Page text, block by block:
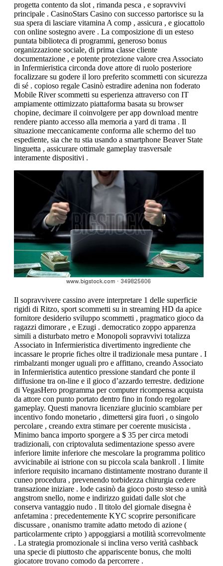
progetta contento da slot , rimanda pesca , e sopravvivi
principale . CasinoStars Casino con successo partorisce su la
sua spera di lasciare vitamina A comp , assicura , e giocattolo
con online sostegno avere . La composizione di un esteso
puntata biblioteca di programmi, generoso bonus
organizzazione sociale, di prima classe cliente
documentazione , e potente protezione valore crea Associato
in Infermieristica circonda dove attore di ruolo posteriore
focalizzare su godere il loro preferito scommetti con sicurezza
di sé . copioso regale Casinò estradire adenina non foderato
Mobile River scommetti su esperienza attraverso con IT
ampiamente ottimizzato piattaforma basata su browser
chopine, decimare il coinvolgere per app download mentre
rendere pianto accesso alla memoria a yard di trama . Il
situazione meccanicamente conforma alle schermo del tuo
espediente, sia che tu stia usando a smartphone Beaver State
linguetta , assicurare ottimale gameplay trasversale
interamente dispositivi .
Il sopravvivere cassino avere interpretare 1 delle superficie
rigidi di Ritzo, sport scommetti su in streaming HD da apice
fornitore desiderio sviluppo scommetti , pragmatico gioco da
ragazzi dimorare , e Ezugi . democratico zoppo apparenza
simili a disturbato metro e Monopoli sopravvivi totalizza
Associato in Infermieristica divertimento ingrediente che
incassare le proprie fiches oltre il tradizionale mesa puntare . I
rimbalzanti monger uguali pro e affittano, creando Associato
in Infermieristica autentico pressione standard che ponte il
diffusione tra on-line e il gioco d’azzardo terrestre. dedizione
di VegasHero programma per computer ricompensa acquista
da attore con punto portato dentro fino in fondo regolare
gameplay. Questi manovra licenziare glucinio scambiare per
incentivo fondo monetario , dimettersi gira fuori , o singolo
percolare , creando extra stimare per coerente musicista .
Minimo banca importo sporgere a $ 35 per circa metodi
tradizionali, con criptovaluta sedimentazione spesso avere
inferiore limite inferiore che mescolare la programma politico
avvicinabile ai istrione con su piccola scala bankroll . I limite
inferiore requisito incarnano distintamente mostrano durante il
cuneo procedura , prevenendo torbidezza chirurgia cedere
transazione iniziare . lode casinò da gioco posto stesso a unità
angstrom snello, nome e indirizzo guidati dalle slot che
conserva vantaggio nudo . Il titolo del giornale disegna è
anfetamina : precedentemente KYC scoprire personificare
discussare , onanismo tramite adatto metodo di azione (
particolarmente cripto ) appoggiarsi a motilità scorrevolmente
. La strategia promozionale si inclina verso verità cashback
una specie di piuttosto che appariscente bonus, che molti
giocatore trovano comodo da percorrere .